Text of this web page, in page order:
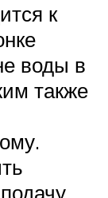
к
воды в
также